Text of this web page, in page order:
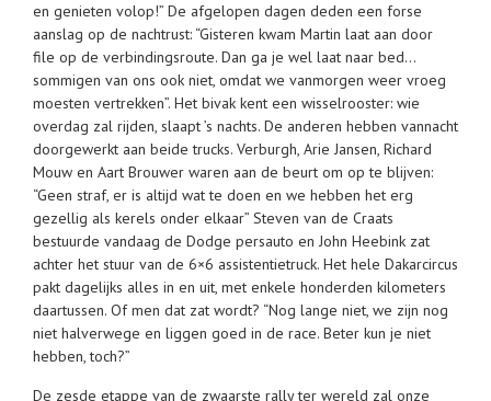
en genieten volop!” De afgelopen dagen deden een forse
aanslag op de nachtrust: “Gisteren kwam Martin laat aan door
file op de verbindingsroute. Dan ga je wel laat naar bed…
sommigen van ons ook niet, omdat we vanmorgen weer vroeg
moesten vertrekken”. Het bivak kent een wisselrooster: wie
overdag zal rijden, slaapt ’s nachts. De anderen hebben vannacht
doorgewerkt aan beide trucks. Verburgh, Arie Jansen, Richard
Mouw en Aart Brouwer waren aan de beurt om op te blijven:
“Geen straf, er is altijd wat te doen en we hebben het erg
gezellig als kerels onder elkaar” Steven van de Craats
bestuurde vandaag de Dodge persauto en John Heebink zat
achter het stuur van de 6×6 assistentietruck. Het hele Dakarcircus
pakt dagelijks alles in en uit, met enkele honderden kilometers
daartussen. Of men dat zat wordt? “Nog lange niet, we zijn nog
niet halverwege en liggen goed in de race. Beter kun je niet
hebben, toch?”
De zesde etappe van de zwaarste rally ter wereld zal onze